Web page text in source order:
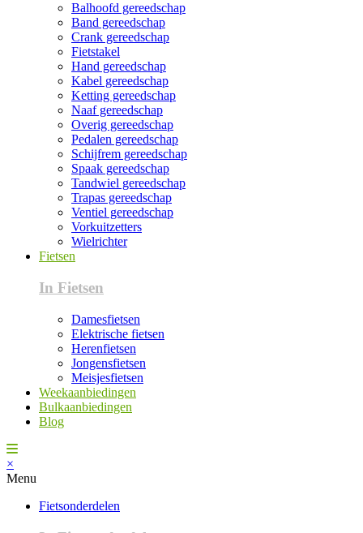
Balhoofd gereedschap
Band gereedschap
Crank gereedschap
Fietstakel
Hand gereedschap
Kabel gereedschap
Ketting gereedschap
Naaf gereedschap
Overig gereedschap
Pedalen gereedschap
Schijfrem gereedschap
Spaak gereedschap
Tandwiel gereedschap
Trapas gereedschap
Ventiel gereedschap
Vorkuitzetters
Wielrichter
Fietsen
In Fietsen
Damesfietsen
Elektrische fietsen
Herenfietsen
Jongensfietsen
Meisjesfietsen
Weekaanbiedingen
Bulkaanbiedingen
Blog
×
Menu
Fietsonderdelen